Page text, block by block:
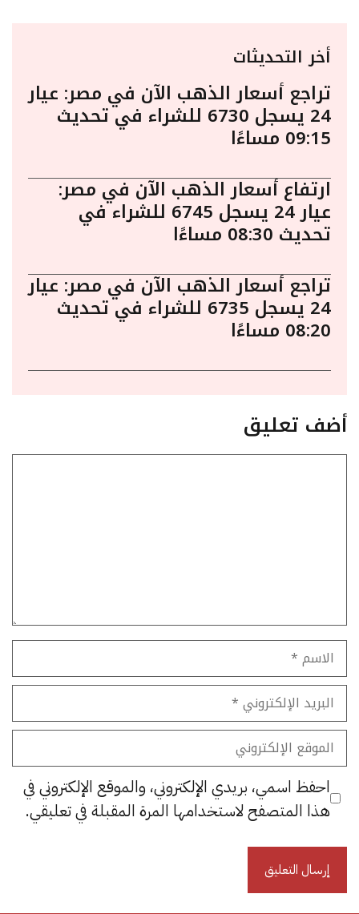
أخر التحديثات
تراجع أسعار الذهب الآن في مصر: عيار
24 يسجل 6730 للشراء في تحديث
09:15 مساءًا
ارتفاع أسعار الذهب الآن في مصر:
عيار 24 يسجل 6745 للشراء في
تحديث 08:30 مساءًا
تراجع أسعار الذهب الآن في مصر: عيار
24 يسجل 6735 للشراء في تحديث
08:20 مساءًا
أضف تعليق
الاسم
البريد
الإلكتروني
الموقع
الإلكتروني
احفظ اسمي، بريدي الإلكتروني، والموقع الإلكتروني في
هذا المتصفح لاستخدامها المرة المقبلة في تعليقي.